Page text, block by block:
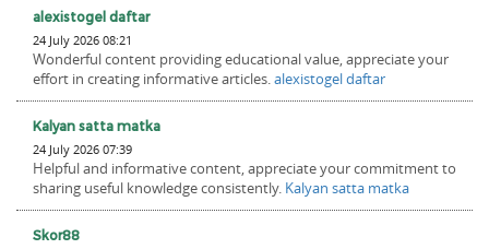
alexistogel daftar
24 July 2026 08:21
Wonderful content providing educational value, appreciate your
effort in creating informative articles.alexistogel daftar
Kalyan satta matka
24 July 2026 07:39
Helpful and informative content, appreciate your commitment to
sharing useful knowledge consistently. Kalyan satta matka
Skor88